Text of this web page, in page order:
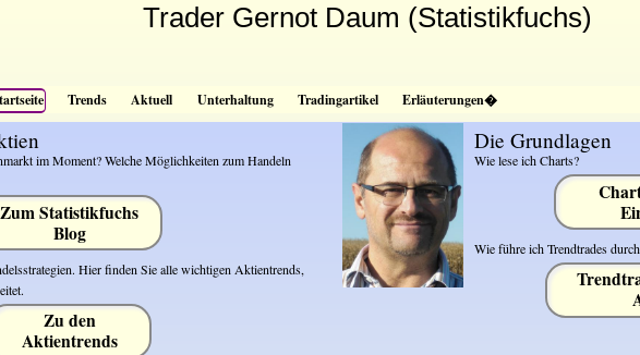
Trader Gernot Daum (Statistikfuchs)
Trends Aktuell Unterhaltung Tradingartikel Erläuterungen�
im Moment? Welche Möglichkeiten zum Handeln
Zum Statistikfuchs
Blog
Hier finden Sie alle wichtigen Aktientrends,
Zu den
Aktientrends
Die Grundlagen
Wie lese ich Charts?
Wie führe ich Trendtrades